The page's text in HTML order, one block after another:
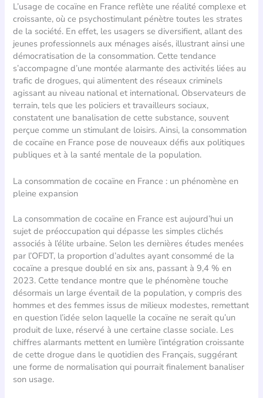
L’usage de cocaïne en France reflète une réalité complexe et
croissante, où ce psychostimulant pénètre toutes les strates
de la société. En effet, les usagers se diversifient, allant des
jeunes professionnels aux ménages aisés, illustrant ainsi une
démocratisation de la consommation. Cette tendance
s’accompagne d’une montée alarmante des activités liées au
trafic de drogues, qui alimentent des réseaux criminels
agissant au niveau national et international. Observateurs de
terrain, tels que les policiers et travailleurs sociaux,
constatent une banalisation de cette substance, souvent
perçue comme un stimulant de loisirs. Ainsi, la consommation
de cocaïne en France pose de nouveaux défis aux politiques
publiques et à la santé mentale de la population.
La consommation de cocaïne en France : un phénomène en
pleine expansion
La consommation de cocaïne en France est aujourd’hui un
sujet de préoccupation qui dépasse les simples clichés
associés à l’élite urbaine. Selon les dernières études menées
par l’OFDT, la proportion d’adultes ayant consommé de la
cocaïne a presque doublé en six ans, passant à 9,4 % en
2023. Cette tendance montre que le phénomène touche
désormais un large éventail de la population, y compris des
hommes et des femmes issus de milieux modestes, remettant
en question l’idée selon laquelle la cocaïne ne serait qu’un
produit de luxe, réservé à une certaine classe sociale. Les
chiffres alarmants mettent en lumière l’intégration croissante
de cette drogue dans le quotidien des Français, suggérant
une forme de normalisation qui pourrait finalement banaliser
son usage.